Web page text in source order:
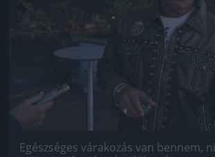
Egészséges várakozás van bennem,